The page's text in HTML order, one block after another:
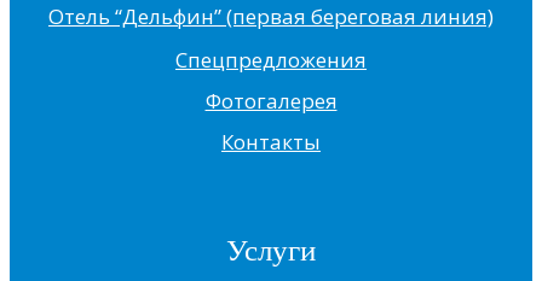
Отель “Дельфин” (первая береговая линия)
Спецпредложения
Фотогалерея
Контакты
Услуги